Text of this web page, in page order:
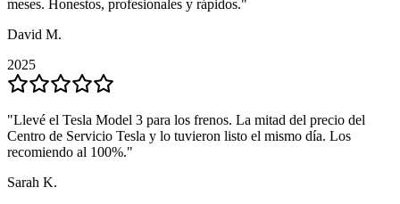
meses. Honestos, profesionales y rápidos."
David M.
2025
"Llevé el Tesla Model 3 para los frenos. La mitad del precio del
Centro de Servicio Tesla y lo tuvieron listo el mismo día. Los
recomiendo al 100%."
Sarah K.
meses. Honestos, profesionales y rápidos."
David M.
2025
"Llevé el Tesla Model 3 para los frenos. La mitad del precio del
Centro de Servicio Tesla y lo tuvieron listo el mismo día. Los
recomiendo al 100%."
Sarah K.